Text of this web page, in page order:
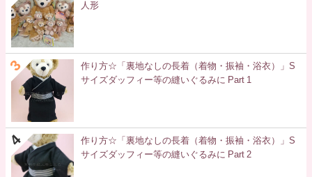
人形
作り方☆「裏地なしの長着（着物・振袖・浴衣）」S
サイズダッフィー等の縫いぐるみに Part 1
作り方☆「裏地なしの長着（着物・振袖・浴衣）」S
サイズダッフィー等の縫いぐるみに Part 2